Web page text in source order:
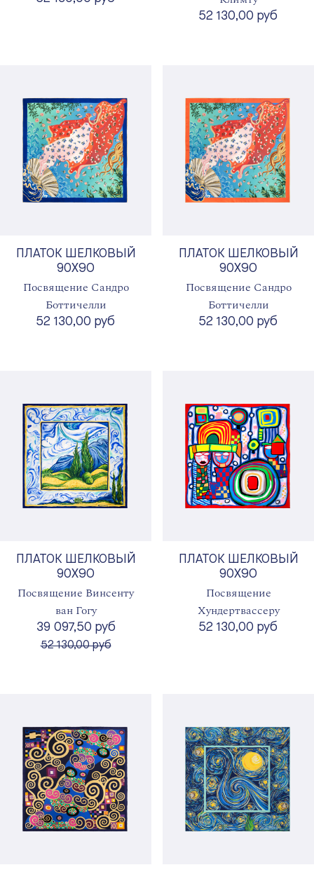
52 130,00 руб
ПЛАТОК ШЕЛКОВЫЙ
90X90
Посвящение Сандро
Боттичелли
52 130,00 руб
ПЛАТОК ШЕЛКОВЫЙ
90X90
Посвящение Сандро
Боттичелли
52 130,00 руб
ПЛАТОК ШЕЛКОВЫЙ
90X90
Посвящение Винсенту
ван Гогу
39 097,50 руб
вместо
52 130,00 руб
ПЛАТОК ШЕЛКОВЫЙ
90X90
Посвящение
Хундертвассеру
52 130,00 руб